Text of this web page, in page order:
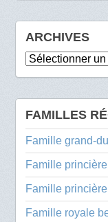
ARCHIVES
Archives
FAMILLES
Famille grand-
Famille
Famille
Famille royale